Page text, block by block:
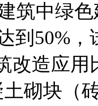
筑中绿
到50%
改造应用
砌块（